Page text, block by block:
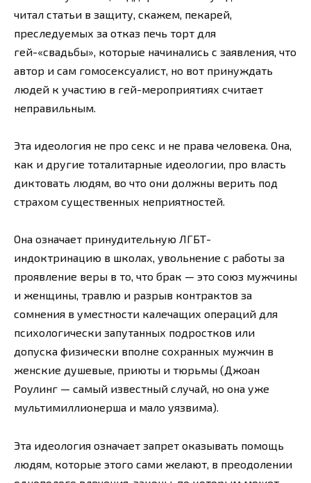
читал статьи в защиту, скажем, пекарей,
преследуемых за отказ печь торт для
гей-«свадьбы», которые начинались с заявления, что
автор и сам гомосексуалист, но вот принуждать
людей к участию в гей-мероприятиях считает
неправильным.
Эта идеология не про секс и не права человека. Она,
как и другие тоталитарные идеологии, про власть
диктовать людям, во что они должны верить под
страхом существенных неприятностей.
Она означает принудительную ЛГБТ-
индоктринацию в школах, увольнение с работы за
проявление веры в то, что брак — это союз мужчины
и женщины, травлю и разрыв контрактов за
сомнения в уместности калечащих операций для
психологически запутанных подростков или
допуска физически вполне сохранных мужчин в
женские душевые, приюты и тюрьмы (Джоан
Роулинг — самый известный случай, но она уже
мультимиллионерша и мало уязвима).
Эта идеология означает запрет оказывать помощь
людям, которые этого сами желают, в преодолении